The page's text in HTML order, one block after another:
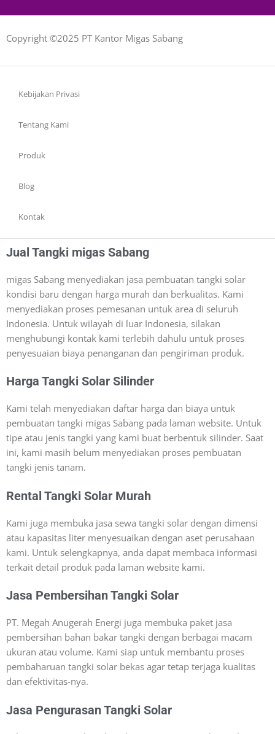
Copyright ©2025 PT Kantor Migas Sabang
Kebijakan Privasi
Tentang Kami
Produk
Blog
Kontak
Jual Tangki migas Sabang
migas Sabang menyediakan jasa pembuatan tangki solar
kondisi baru dengan harga murah dan berkualitas. Kami
menyediakan proses pemesanan untuk area di seluruh
Indonesia. Untuk wilayah di luar Indonesia, silakan
menghubungi kontak kami terlebih dahulu untuk proses
penyesuaian biaya penanganan dan pengiriman produk.
Harga Tangki Solar Silinder
Kami telah menyediakan daftar harga dan biaya untuk
pembuatan tangki migas Sabang pada laman website. Untuk
tipe atau jenis tangki yang kami buat berbentuk silinder. Saat
ini, kami masih belum menyediakan proses pembuatan
tangki jenis tanam.
Rental Tangki Solar Murah
Kami juga membuka jasa sewa tangki solar dengan dimensi
atau kapasitas liter menyesuaikan dengan aset perusahaan
kami. Untuk selengkapnya, anda dapat membaca informasi
terkait detail produk pada laman website kami.
Jasa Pembersihan Tangki Solar
PT. Megah Anugerah Energi juga membuka paket jasa
pembersihan bahan bakar tangki dengan berbagai macam
ukuran atau volume. Kami siap untuk membantu proses
pembaharuan tangki solar bekas agar tetap terjaga kualitas
dan efektivitas-nya.
Jasa Pengurasan Tangki Solar